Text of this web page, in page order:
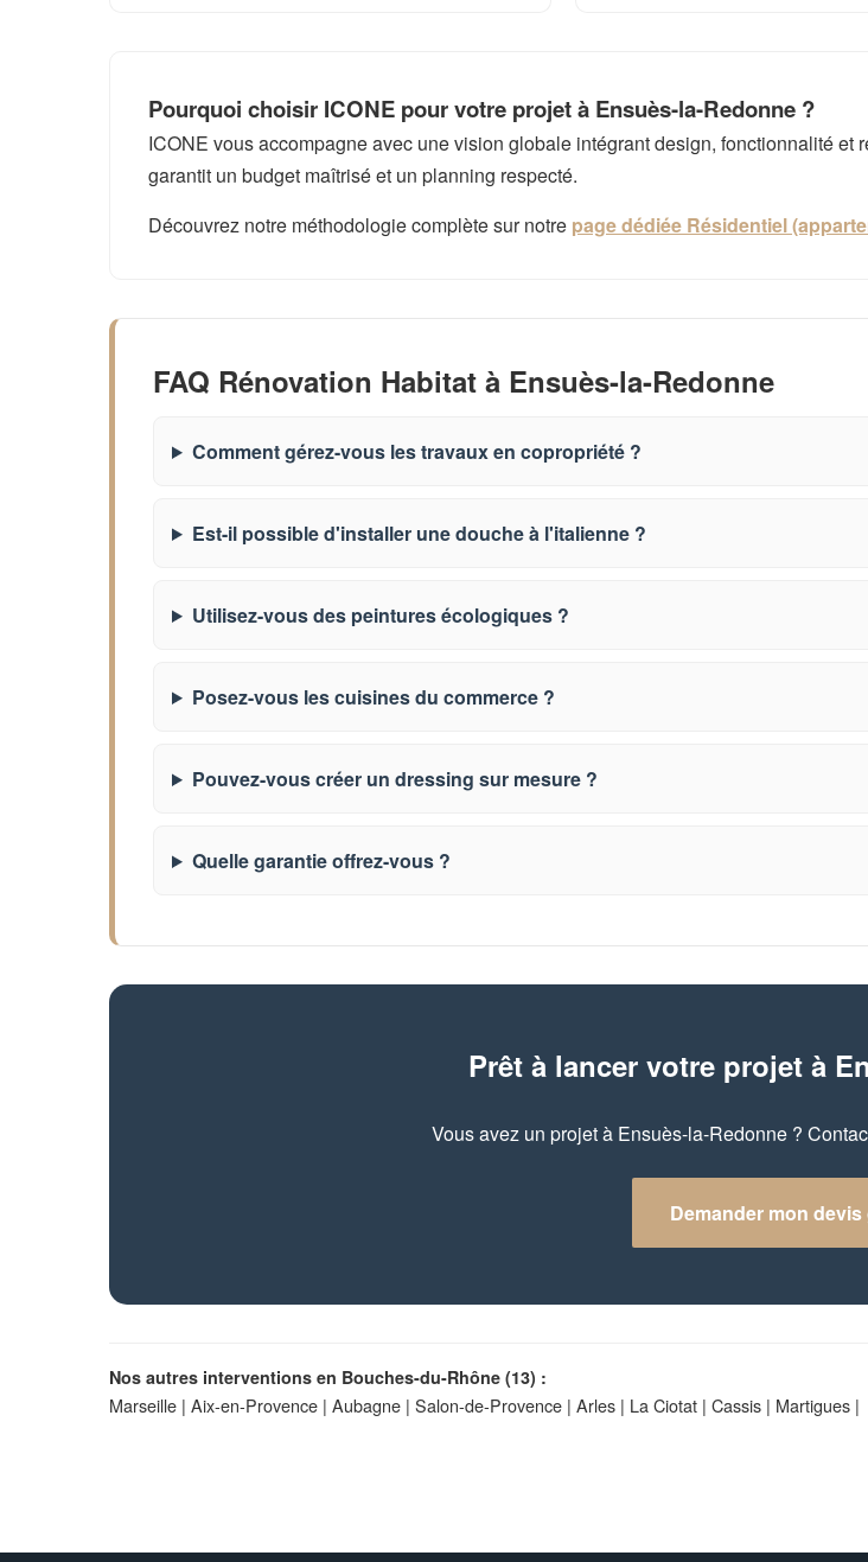
Pourquoi choisir ICONE pour votre projet à Ensuès-la-Redonne ?
ICONE vous accompagne avec une vision globale intégrant design, fonctionnalité
garantit un budget maîtrisé et un planning respecté.
Découvrez notre méthodologie complète sur notre page dédiée Résidentiel
FAQ Rénovation Habitat à Ensuès-la-Redonne
Comment gérez-vous les travaux en copropriété ?
Est-il possible d'installer une douche à l'italienne ?
Utilisez-vous des peintures écologiques ?
Posez-vous les cuisines du commerce ?
Pouvez-vous créer un dressing sur mesure ?
Quelle garantie offrez-vous ?
Prêt à lancer votre projet à
Vous avez un projet à Ensuès-la-Redonne ?
Demander mon
Nos autres interventions en Bouches-du-Rhône (13) :
Marseille | Aix-en-Provence | Aubagne | Salon-de-Provence | Arles | La Ciotat | Cassis | Martigues |